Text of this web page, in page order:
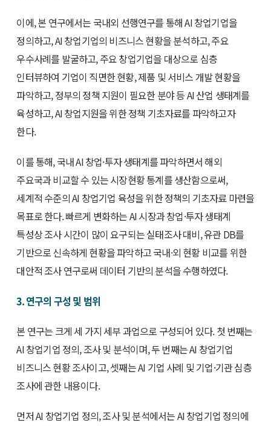
이에, 본 연구에서는 국내외 선행연구를 통해 AI 창업기업을
정의하고, AI 창업기업의 비즈니스 현황을 분석하고, 주요
우수사례를 발굴하고, 주요 창업기업을 대상으로 심층
인터뷰하여 기업이 직면한 현황, 제품 및 서비스 개발 현황을
파악하고, 정부의 정책 지원이 필요한 분야 등 AI 산업 생태계를
육성하고, AI 창업지원을 위한 정책 기초자료를 파악하고자
한다.
이를 통해, 국내 AI 창업·투자 생태계를 파악하면서 해외
주요국과 비교할 수 있는 시장현황 통계를 생산함으로써,
세계적 수준의 AI 창업기업 육성을 위한 정책의 기초자료 마련을
목표로 한다. 빠르게 변화하는 AI 시장과 창업·투자 생태계
특성상 조사 시간이 많이 요구되는 실태조사 대비, 유관 DB를
기반으로 신속하게 현황을 파악하고 국내·외 현황 비교를 위한
대안적 조사 연구로써 데이터 기반의 분석을 수행하였다.
3. 연구의 구성 및 범위
본 연구는 크게 세 가지 세부 과업으로 구성되어 있다. 첫 번째는
AI 창업기업 정의, 조사 및 분석이며, 두 번째는 AI 창업기업
비즈니스 현황 조사이고, 셋째는 AI 기업 사례 및 기업·기관 심층
조사에 관한 내용이다.
먼저 AI 창업기업 정의, 조사 및 분석에서는 AI 창업기업 정의에